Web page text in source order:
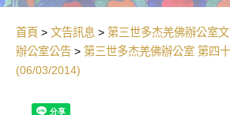
首頁 文告訊息 第三世多杰羌佛辦公室
辦公室公告
第三世多杰羌佛辦公室 第四
(06/03/2014)